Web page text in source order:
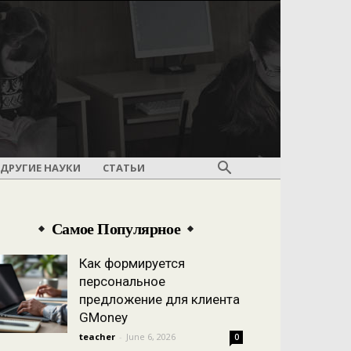
ДРУГИЕ НАУКИ СТАТЬИ
Самое Популярное
Как формируется
персональное
предложение для клиента
GMoney
teacher - June 6, 2026 0